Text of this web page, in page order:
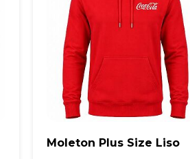
Moleton Plus Size Liso